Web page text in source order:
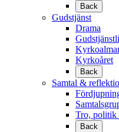
Back
Gudstjänst
Drama
Kyrkoåret
Back
Samtal &
Tro, politik
Back